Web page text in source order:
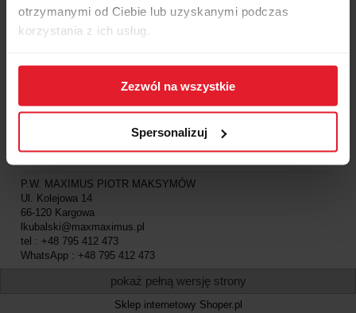
otrzymanymi od Ciebie lub uzyskanymi podczas
korzystania z ich usług.
Zezwól na wszystkie
Spersonalizuj
Moje konto
Informacje
O nas
P.W. MAXIMUS PIOTR MAKSYMÓW
Ul. Kolejowa 14
66-120 Kargowa
lkubalski@maxmaximus.pl
tel : +48 795 412 473
WhatsApp : +48 795 412 473
pokaż pełną wersję strony
Sklep internetowy Shoper.pl